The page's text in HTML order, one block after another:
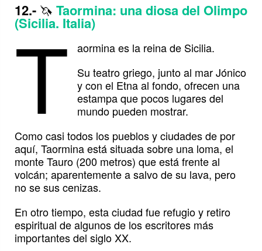
12.- 🦄 Taormina: una diosa del Olimpo
(Sicilia. Italia)
T
aormina es la reina de Sicilia.
Su teatro griego, junto al mar Jónico
y con el Etna al fondo, ofrecen una
estampa que pocos lugares del
mundo pueden mostrar.
Como casi todos los pueblos y ciudades de por
aquí, Taormina está situada sobre una loma, el
monte Tauro (200 metros) que está frente al
volcán; aparentemente a salvo de su lava, pero
no se sus cenizas.
En otro tiempo, esta ciudad fue refugio y retiro
espiritual de algunos de los escritores más
importantes del siglo XX.